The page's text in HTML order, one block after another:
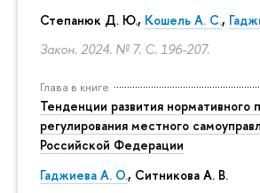
Степанюк Д. Ю., Кошель А. С.,
Закон. 2024. № 7. С. 196-207.
Глава в книге
Тенденции развития нормативного
регулирования местного
Российской Федерации
Гаджиева А. О., Ситникова А. В.